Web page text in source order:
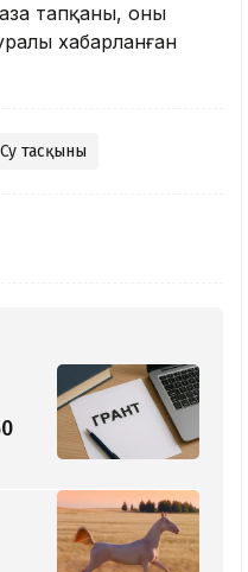
тапқаны, оның
хабарланған
Су тасқыны